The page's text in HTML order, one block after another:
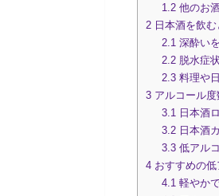
1.2他のお
2 日本酒を飲
2.1 深酔い
2.2脱水症
2.3料理や
3 アルコール
3.1 日本酒
3.2日本酒
3.3低アル
4 おすすめの
4.1 軽やか